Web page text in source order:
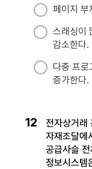
페이지 부
스래싱이
감소한다.
다중 프로
증가한다.
12
전자상거래
자재조달에
공급사슬
정보시스템